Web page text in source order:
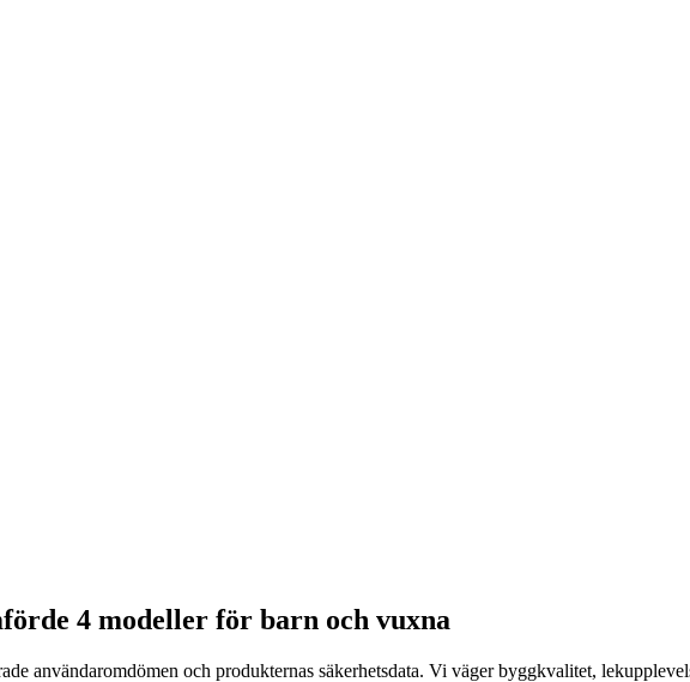
4 modeller för barn och vuxna
användaromdömen och produkternas säkerhetsdata. Vi väger byggkvalitet,